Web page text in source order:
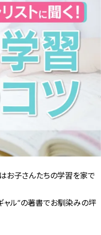
お子さんたちの学習を家で
ャル”の著書でお馴染みの坪